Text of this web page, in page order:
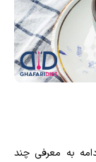
به معرفی چند